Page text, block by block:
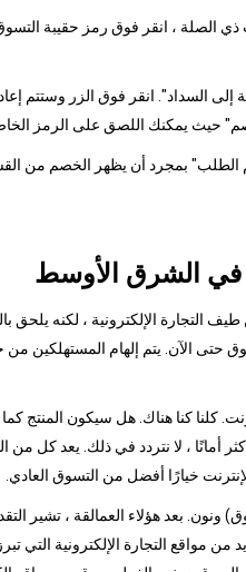
ذي الصلة ، انقر فوق رمز حقيبة
إلى السداد". انقر فوق الزر
حيث يمكنك اللصق على الرمز الخاص
في الشرق الأوسط
التجارة الإلكترونية ، لكنه يلحق
كلنا كنا هناك. هل سيكون
أمانًا ، لا نتردد في ذلك. يعد كل من
خيارًا أفضل من التسوق العادي.
بعد هؤلاء العمالقة ، تشير
من مواقع التجارة الإلكترونية